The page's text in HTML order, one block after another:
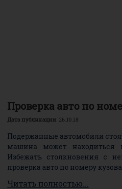
Проверка авто по
Дата публикации: 26.10.18
Подержанные автомобили
машина может находиться
Избежать столкновения с
проверка авто по номеру
Читать полностью...